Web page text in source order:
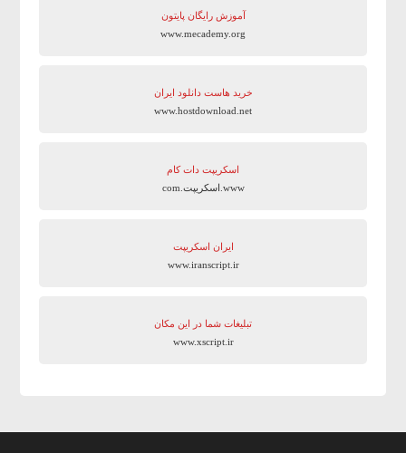
آموزش رایگان پایتون
www.mecademy.org
خرید هاست دانلود ایران
www.hostdownload.net
اسکریپت دات کام
www.اسکریپت.com
ایران اسکریپت
www.iranscript.ir
تبلیغات شما در این مکان
www.xscript.ir